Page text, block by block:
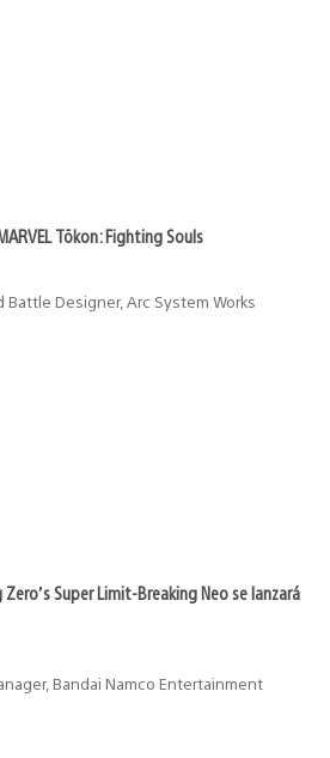
Tōkon: Fighting Souls
Battle Designer, Arc System Works
Zero’s Super Limit-Breaking Neo se lanzará
Bandai Namco Entertainment